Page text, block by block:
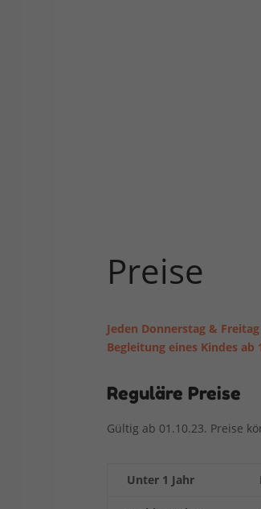
Preise
Jeden Donnerstag &
Begleitung eines Kindes ab
Reguläre Preise
Gültig ab 01.10.23. Preise
Unter 1 Jahr